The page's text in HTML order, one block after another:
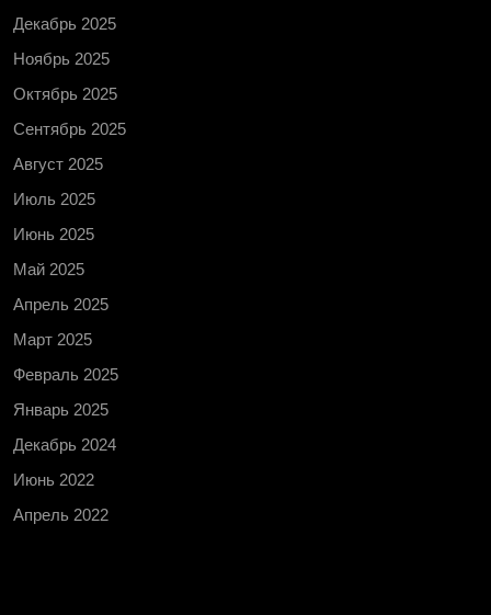
Декабрь 2025
Ноябрь 2025
Октябрь 2025
Сентябрь 2025
Август 2025
Июль 2025
Июнь 2025
Май 2025
Апрель 2025
Март 2025
Февраль 2025
Январь 2025
Декабрь 2024
Июнь 2022
Апрель 2022